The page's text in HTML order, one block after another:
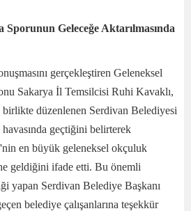
Sporunun Geleceğe Aktarılmasında
gerçekleştiren Geleneksel
Sakarya İl Temsilcisi Ruhi Kavaklı,
düzenlenen Serdivan Belediyesi
havasında geçtiğini belirterek
en büyük geleneksel okçuluk
geldiğini ifade etti. Bu önemli
yapan Serdivan Belediye Başkanı
belediye çalışanlarına teşekkür